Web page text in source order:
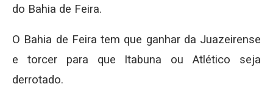
do Bahia de Feira.
O Bahia de Feira tem que ganhar da Juazeirense
e torcer para que Itabuna ou Atlético seja
derrotado.